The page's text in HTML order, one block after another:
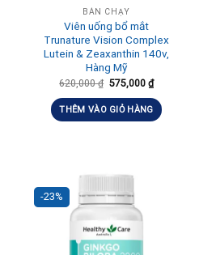
BÁN CHẠY
Viên uống bổ mắt
Trunature Vision Complex
Lutein & Zeaxanthin 140v,
Hàng Mỹ
620,000₫ 575,000 ₫
THÊM VÀO GIỎ HÀNG
-23%